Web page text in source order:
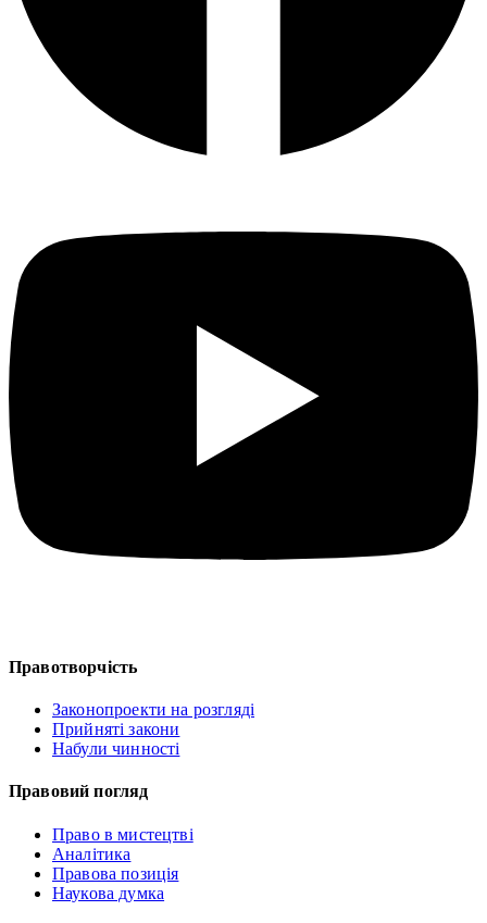
Правотворчість
Законопроекти на розгляді
Прийняті закони
Набули чинності
Правовий погляд
Право в мистецтві
Аналітика
Правова позиція
Наукова думка